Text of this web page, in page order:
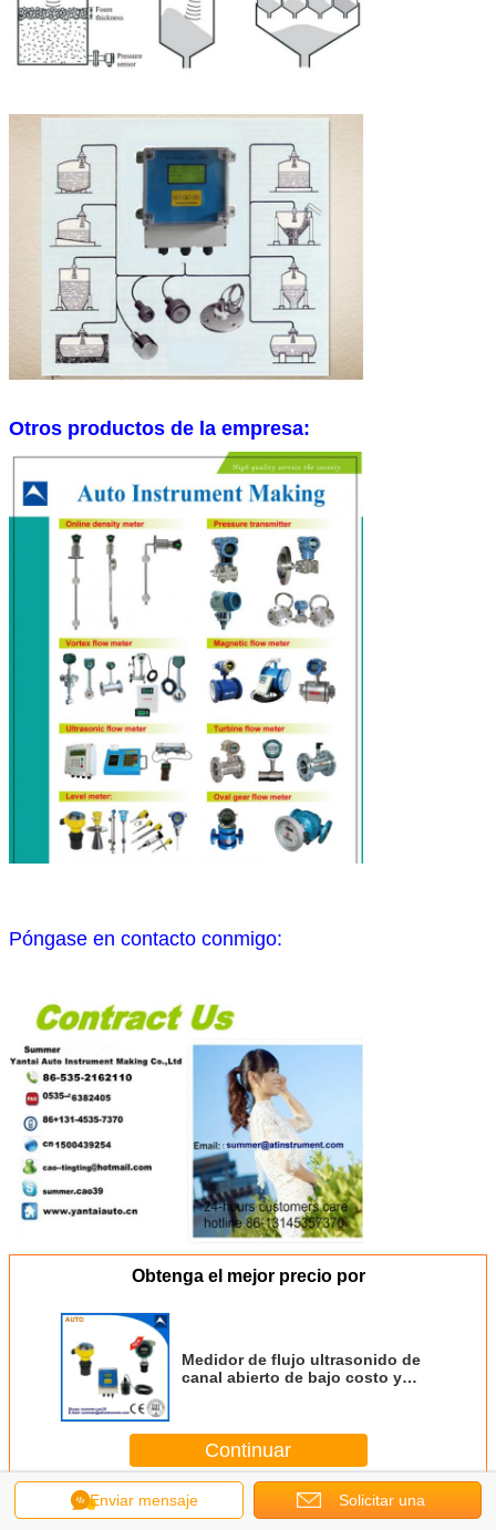
Otros productos de la empresa:
Póngase en contacto conmigo:
Obtenga el mejor precio por
Medidor de flujo ultrasonido de
canal abierto de bajo costo y
Continuar
Más Metro de flujo abierto ultrasónico del canal
Enviar mensaje Solicitar una